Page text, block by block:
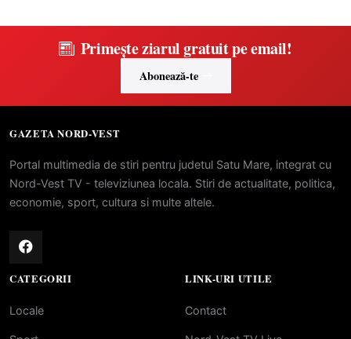
Primește ziarul gratuit pe email!
Abonează-te
GAZETA NORD-VEST
Portal multimedia de stiri pentru judetul Satu Mare, integrat cu
Nord-Vest TV - televiziunea locala. Stiri de actualitate, politica,
economie, sport, cultura si multe altele.
CATEGORII
Locale
LINK-URI UTILE
Contact